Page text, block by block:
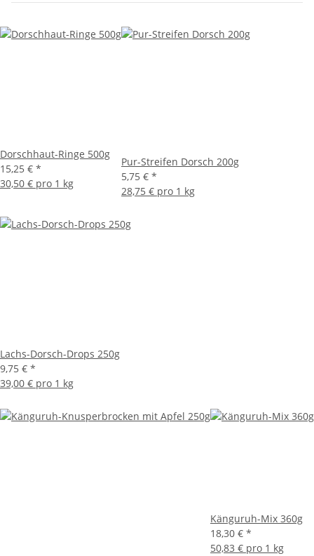
Dorschhaut-Ringe 500g
15,25 € *
30,50 € pro 1 kg
Pur-Streifen Dorsch 200g
5,75 € *
28,75 € pro 1 kg
Lachs-Dorsch-Drops 250g
9,75 € *
39,00 € pro 1 kg
Känguruh-Mix 360g
18,30 € *
50,83 € pro 1 kg